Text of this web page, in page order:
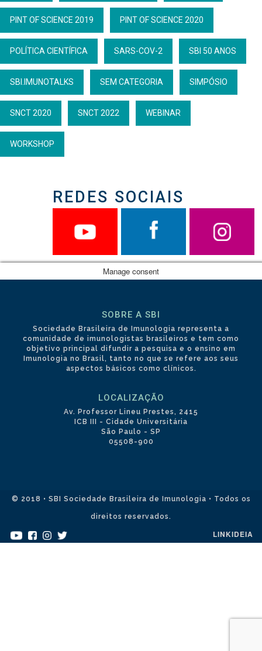
PINT OF SCIENCE 2019 PINT OF SCIENCE 2020
POLÍTICA CIENTÍFICA SARS-COV-2 SBI 50 ANOS
SBI.IMUNOTALKS SEM CATEGORIA SIMPÓSIO
SNCT 2020 SNCT 2022 WEBINAR
WORKSHOP
REDES SOCIAIS
SOBRE A SBI
Sociedade Brasileira de Imunologia representa a
comunidade de imunologistas brasileiros e tem como
objetivo principal difundir a pesquisa e o ensino em
Imunologia no Brasil, tanto no que se refere aos seus
aspectos básicos como clínicos.
LOCALIZAÇÃO
Av. Professor Lineu Prestes, 2415
ICB III - Cidade Universitária
São Paulo - SP
05508-900
© 2018 • SBI Sociedade Brasileira de Imunologia • Todos os
direitos reservados.
LINKIDEIA
Manage consent